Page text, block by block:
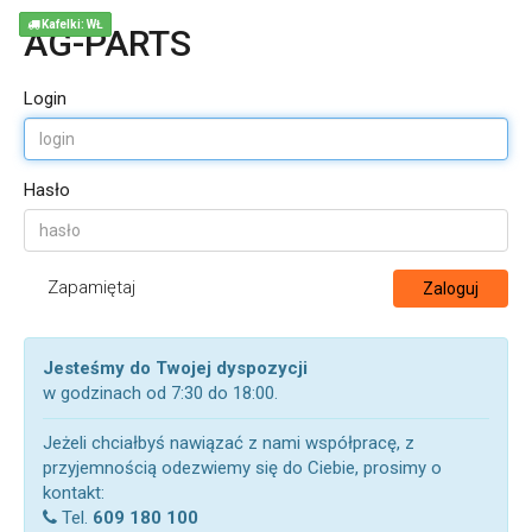
AG-PARTS
Login
Hasło
Zapamiętaj Zaloguj
Jesteśmy do Twojej dyspozycji
w godzinach od 7:30 do 18:00.
Jeżeli chciałbyś nawiązać z nami współpracę, z
przyjemnością odezwiemy się do Ciebie, prosimy o
kontakt:
Tel. 609 180 100
Kafelki: WŁ